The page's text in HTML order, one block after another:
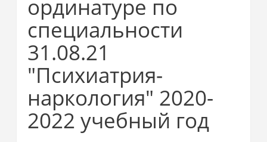
ординатуре по
специальности
31.08.21
"Психиатрия-
наркология" 2020-
2022 учебный год